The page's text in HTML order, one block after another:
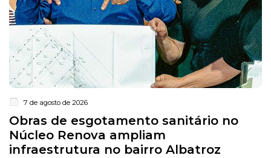
7 de agosto de 2026
Obras de esgotamento sanitário no
Núcleo Renova ampliam
infraestrutura no bairro Albatroz